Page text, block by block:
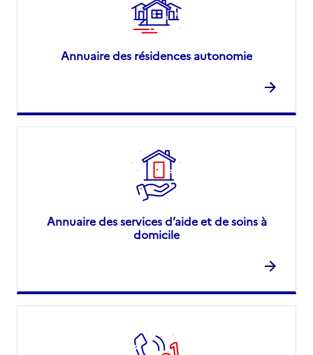
Annuaire des résidences autonomie
Annuaire des services d’aide et de soins à
domicile